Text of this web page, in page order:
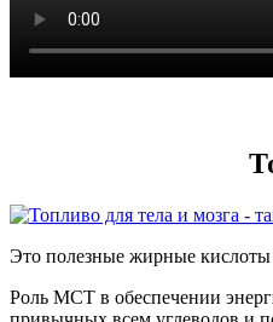
Это полезные жирные кислоты
Роль MCT в обеспечении